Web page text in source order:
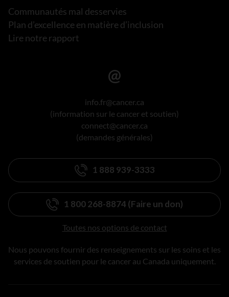
Communautés mal desservies
Plan d’excellence en matière d’inclusion
Lire notre rapport
info.fr@cancer.ca
(information sur le cancer et soutien)
connect@cancer.ca
(demandes générales)
1 888 939-3333
1 800 268-8874 (Faire un don)
Toutes nos options de contact
Nous pouvons fournir des renseignements sur les soins et les
services de soutien pour le cancer au Canada uniquement.